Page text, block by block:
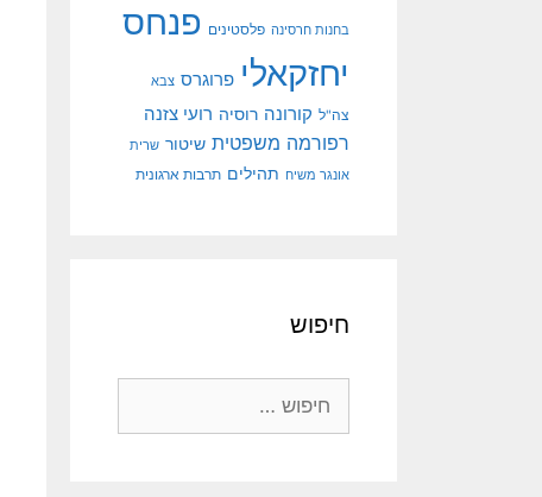
בחנות חרסינה פלסטינים פנחס
יחזקאלי פרוגרס צבא
צה"ל קורונה רוסיה רועי צזנה
רפורמה משפטית שיטור שרית
אונגר משיח תהילים תרבות ארגונית
חיפוש